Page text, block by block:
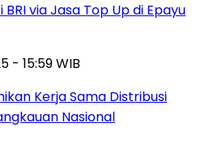
via Jasa Top Up di Epayu
- 15:59 WIB
Kerja Sama Distribusi
Nasional